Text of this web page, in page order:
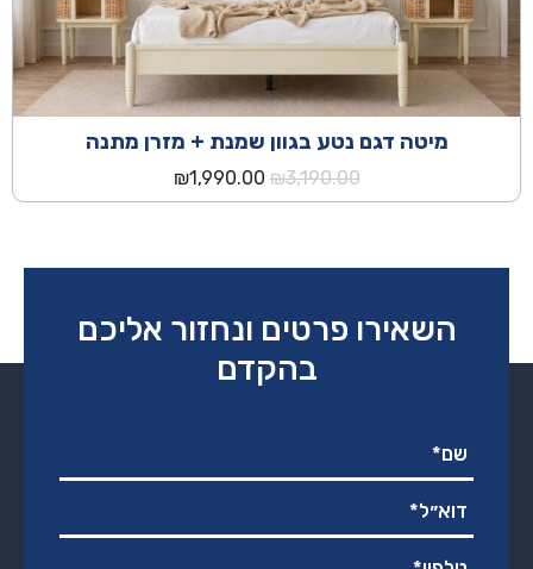
מיטה דגם נטע בגוון שמנת + מזרן מתנה
₪3,190.00
המחיר
המקורי
₪1,990.00
הנוכחי
השאירו פרטים ונחזור אליכם
בהקדם